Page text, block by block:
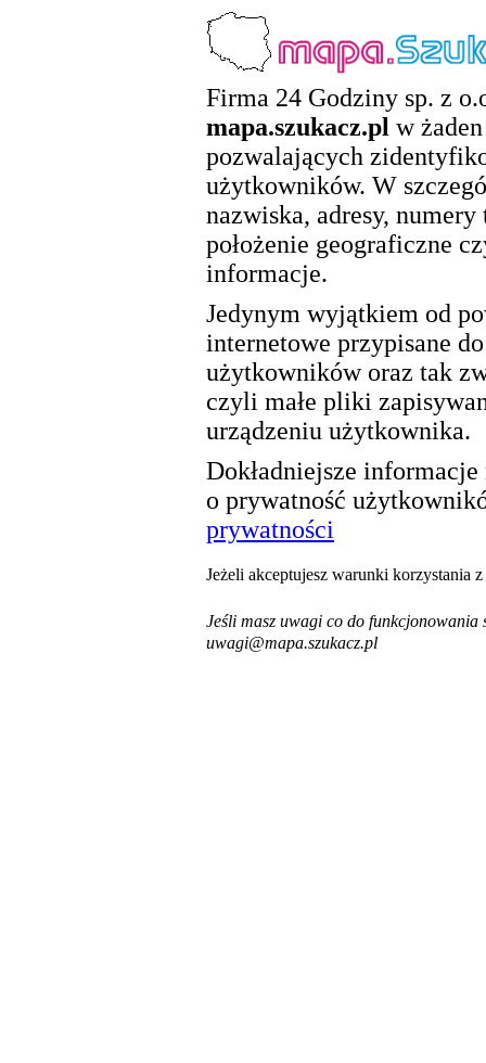
Firma 24 Godziny sp. z
mapa.szukacz.pl w
pozwalających
użytkowników. W
nazwiska, adresy,
położenie geograficzne
informacje.
Jedynym wyjątkiem od
internetowe przypisane
użytkowników oraz tak
czyli małe pliki
urządzeniu użytkownika.
Dokładniejsze
o prywatność
prywatności
Jeżeli akceptujesz warunki korzystania
Jeśli masz uwagi co do funkcjonowania
uwagi@mapa.szukacz.pl